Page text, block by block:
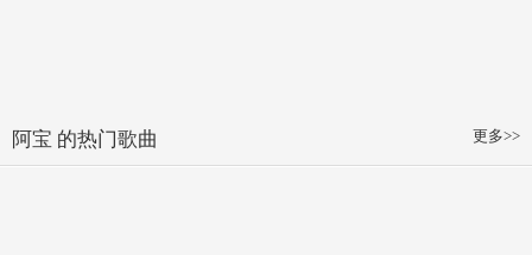
更多>>
阿宝 的热门歌曲